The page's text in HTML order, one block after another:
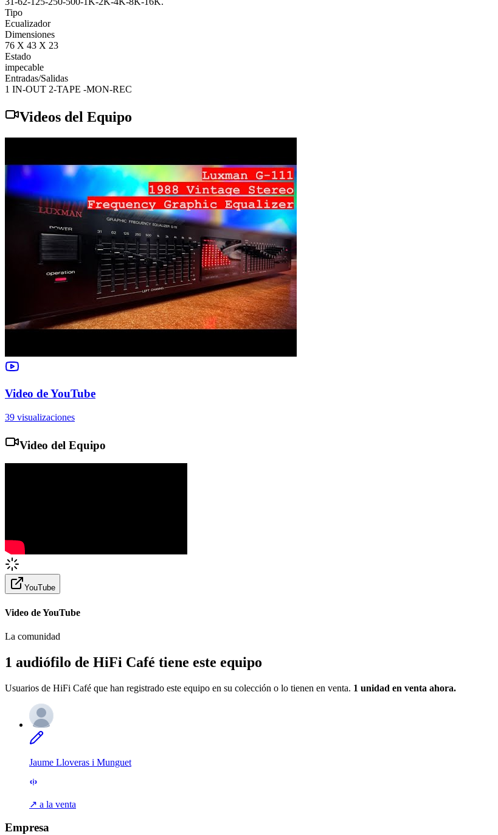
Tipo
Ecualizador
Dimensiones
76 X 43 X 23
Estado
impecable
Entradas/Salidas
1 IN-OUT 2-TAPE -MON-REC
Videos del Equipo
Video de YouTube
39 visualizaciones
Video del Equipo
YouTube
Video de YouTube
La comunidad
1 audiófilo de HiFi Café tiene este equipo
Usuarios de HiFi Café que han registrado este equipo en su colección o lo tienen en venta. 1 unidad en venta ahora.
Jaume Lloveras i Munguet
↗ a la venta
Empresa